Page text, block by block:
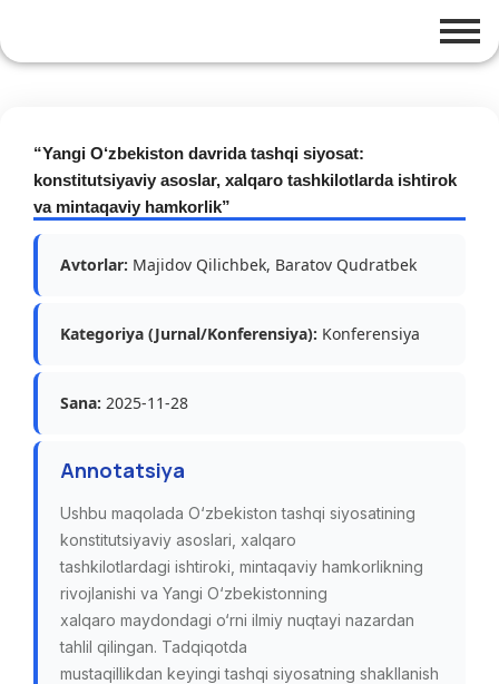
“Yangi O‘zbekiston davrida tashqi siyosat:
konstitutsiyaviy asoslar, xalqaro tashkilotlarda ishtirok
va mintaqaviy hamkorlik”
Avtorlar: Majidov Qilichbek, Baratov Qudratbek
Kategoriya (Jurnal/Konferensiya): Konferensiya
Sana: 2025-11-28
Annotatsiya
Ushbu maqolada O‘zbekiston tashqi siyosatining
konstitutsiyaviy asoslari, xalqaro
tashkilotlardagi ishtiroki, mintaqaviy hamkorlikning
rivojlanishi va Yangi O‘zbekistonning
xalqaro maydondagi o‘rni ilmiy nuqtayi nazardan
tahlil qilingan. Tadqiqotda
mustaqillikdan keyingi tashqi siyosatning shakllanish